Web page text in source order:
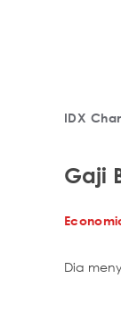
IDX
Gaji
Dia